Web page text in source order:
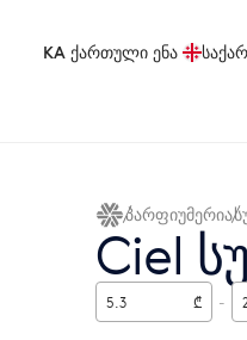
KA ქართული ენა
პარფიუმერია
Ciel
₾ -